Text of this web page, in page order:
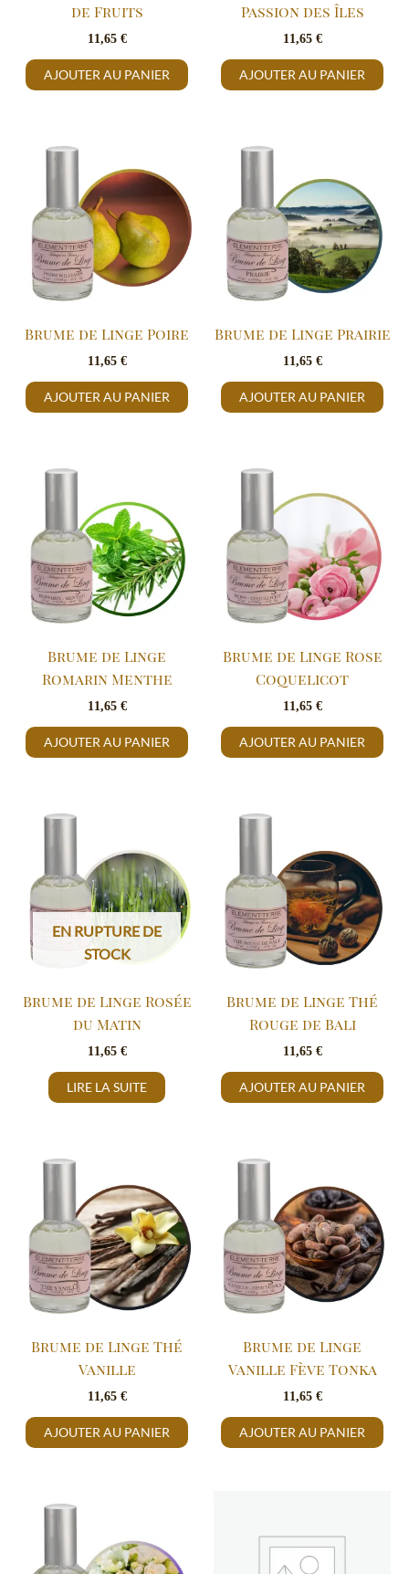
de Fruits
11,65 €
AJOUTER AU PANIER
Passion des Îles
11,65 €
AJOUTER AU PANIER
Brume de Linge Poire
11,65 €
AJOUTER AU PANIER
Brume de Linge Prairie
11,65 €
AJOUTER AU PANIER
Brume de Linge
Romarin Menthe
11,65 €
AJOUTER AU PANIER
Brume de Linge Rose
Coquelicot
11,65 €
AJOUTER AU PANIER
EN RUPTURE DE
STOCK
Brume de Linge Rosée
du Matin
11,65 €
LIRE LA SUITE
Brume de Linge Thé
Rouge de Bali
11,65 €
AJOUTER AU PANIER
Brume de Linge Thé
Vanille
11,65 €
AJOUTER AU PANIER
Brume de Linge
Vanille Fève Tonka
11,65 €
AJOUTER AU PANIER